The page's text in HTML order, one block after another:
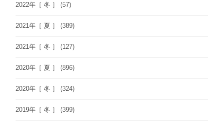
2022年［ 冬 ］ (57)
2021年［ 夏 ］ (389)
2021年［ 冬 ］ (127)
2020年［ 夏 ］ (896)
2020年［ 冬 ］ (324)
2019年［ 冬 ］ (399)